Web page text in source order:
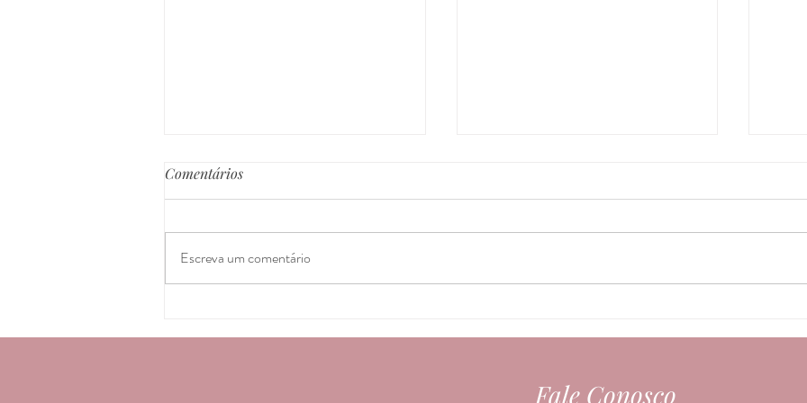
hanseníase são manchas na
para seu cabelo
Comentários
Escreva um comentário
Fale Conosco